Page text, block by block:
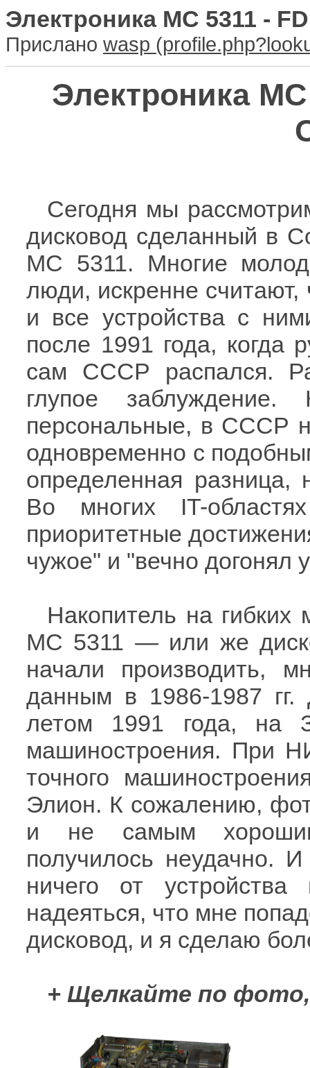
Электроника МС 5311 -
Прислано wasp
Электроника
Сегодня мы
дисковод сделанный в
МС 5311. Многие
люди, искренне
и все устройства с
после 1991 года, когда
сам СССР распался.
глупое
персональные, в СССР
одновременно с
определенная
Во многих IT-
приоритетные
чужое" и "вечно догонял
Накопитель на гибких
МС 5311 — или же
начали производить,
данным в 1986-1987 гг.
летом 1991 года, на
машиностроения. При
точного
Элион. К сожалению,
и не самым хорошим
получилось неудачно.
ничего от
надеяться, что мне
дисковод, и я сделаю
+ Щелкайте по